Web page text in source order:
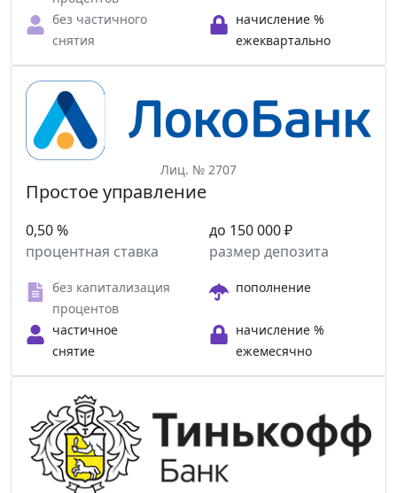
без частичного
снятия
начисление %
ежеквартально
Лиц. № 2707
Простое управление
0,50 %
процентная ставка
до 150 000 ₽
размер депозита
без капитализация
процентов
пополнение
частичное
снятие
начисление %
ежемесячно